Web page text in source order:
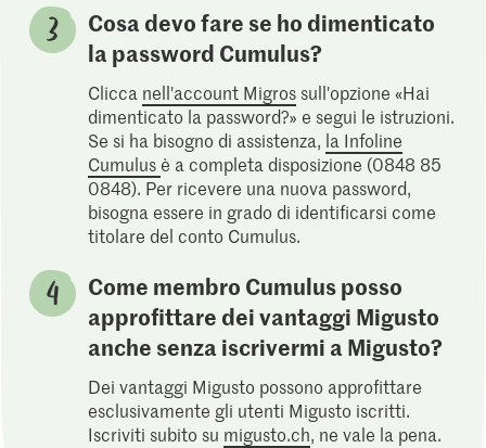
Cosa devo fare se ho dimenticato
la password Cumulus?
Clicca nell'account Migros sull'opzione «Hai
dimenticato la password?» e segui le istruzioni.
Se si ha bisogno di assistenza, la Infoline
Cumulusè a completa disposizione (0848 85
0848). Per ricevere una nuova password,
bisogna essere in grado di identificarsi come
titolare del conto Cumulus.
Come membro Cumulus posso
approfittare dei vantaggi Migusto
anche senza iscrivermi a Migusto?
Dei vantaggi Migusto possono approfittare
esclusivamente gli utenti Migusto iscritti.
Iscriviti subito su migusto.ch, ne vale la pena.